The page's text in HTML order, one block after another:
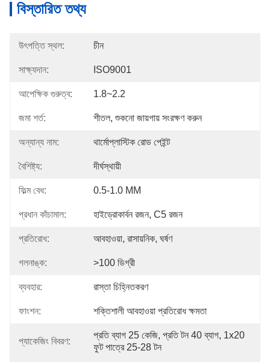
বিস্তারিত তথ্য
উৎপত্তি স্থল: চীন
সাক্ষ্যদান: ISO9001
আপেক্ষিক গুরুত্ব: 1.8~2.2
জমা শর্ত: শীতল, শুকনো জায়গায় সংরক্ষণ করুন
অন্যান্য নাম: থার্মোপ্লাস্টিক রোড পেইন্ট
বৈশিষ্ট্য: দীর্ঘস্থায়ী
ফিল্ম বেধ: 0.5-1.0 MM
প্রধান কাঁচামাল: হাইড্রোকার্বন রজন, C5 রজন
প্রতিরোধ: আবহাওয়া, রাসায়নিক, ঘর্ষণ
গলনাঙ্ক: >100 ডিগ্রী
ব্যবহার: রাস্তা চিহ্নিতকরণ
ফাংশন: শক্তিশালী আবহাওয়া প্রতিরোধ ক্ষমতা
প্যাকেজিং বিবরণ:
প্রতি ব্যাগ 25 কেজি, প্রতি টন 40 ব্যাগ, 1x20
ফুট পাত্রে 25-28 টন